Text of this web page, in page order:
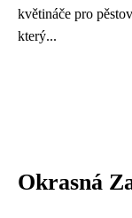
květináče pro
který...
Okrasná